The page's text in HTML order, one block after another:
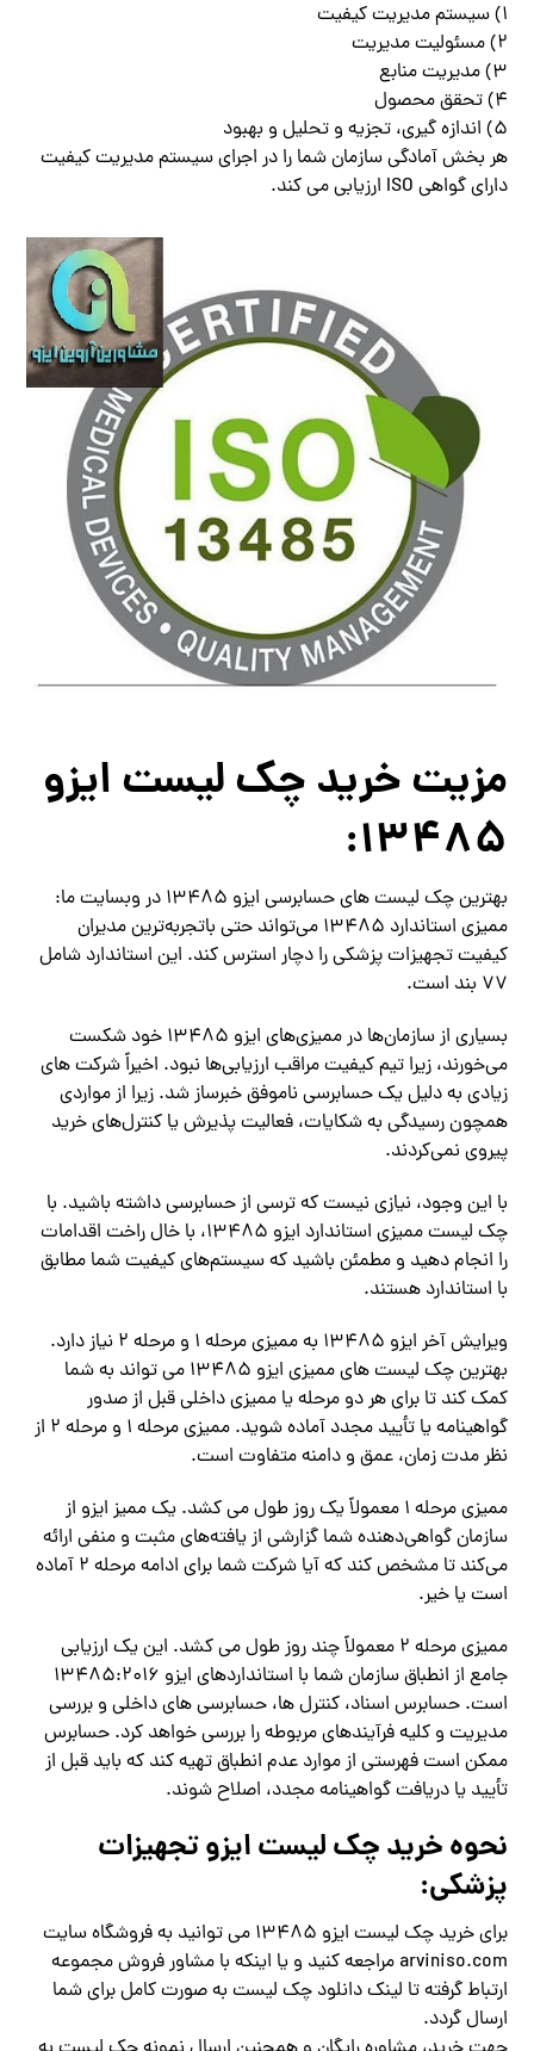
1) سیستم مدیریت کیفیت
2) مسئولیت مدیریت
3) مدیریت منابع
4) تحقق محصول
5) اندازه گیری، تجزیه و تحلیل و بهبود
هر بخش آمادگی سازمان شما را در اجرای سیستم مدیریت کیفیت
دارای گواهی ISO ارزیابی می کند.
مزیت خرید چک لیست ایزو
13485:
بهترین چک لیست های حسابرسی ایزو 13485 در وبسایت ما:
ممیزی استاندارد 13485 می‌تواند حتی باتجربه‌ترین مدیران
کیفیت تجهیزات پزشکی را دچار استرس کند. این استاندارد شامل
77 بند است.
بسیاری از سازمان‌ها در ممیزی‌های ایزو 13485 خود شکست
می‌خورند، زیرا تیم کیفیت مراقب ارزیابی‌ها نبود. اخیراً شرکت های
زیادی به دلیل یک حسابرسی ناموفق خبرساز شد. زیرا از مواردی
همچون رسیدگی به شکایات، فعالیت پذیرش یا کنترل‌های خرید
پیروی نمی‌کردند.
با این وجود، نیازی نیست که ترسی از حسابرسی داشته باشید. با
چک لیست ممیزی استاندارد ایزو 13485، با خال راخت اقدامات
را انجام دهید و مطمئن باشید که سیستم‌های کیفیت شما مطابق
با استاندارد هستند.
ویرایش آخر ایزو 13485 به ممیزی مرحله 1 و مرحله 2 نیاز دارد.
بهترین چک لیست های ممیزی ایزو 13485 می تواند به شما
کمک کند تا برای هر دو مرحله یا ممیزی داخلی قبل از صدور
گواهینامه یا تأیید مجدد آماده شوید. ممیزی مرحله 1 و مرحله 2 از
نظر مدت زمان، عمق و دامنه متفاوت است.
ممیزی مرحله 1 معمولاً یک روز طول می کشد. یک ممیز ایزو از
سازمان گواهی‌دهنده شما گزارشی از یافته‌های مثبت و منفی ارائه
می‌کند تا مشخص کند که آیا شرکت شما برای ادامه مرحله 2 آماده
است یا خیر.
ممیزی مرحله 2 معمولاً چند روز طول می کشد. این یک ارزیابی
جامع از انطباق سازمان شما با استانداردهای ایزو 13485:2016
است. حسابرس اسناد، کنترل ها، حسابرسی های داخلی و بررسی
مدیریت و کلیه فرآیندهای مربوطه را بررسی خواهد کرد. حسابرس
ممکن است فهرستی از موارد عدم انطباق تهیه کند که باید قبل از
تأیید یا دریافت گواهینامه مجدد، اصلاح شوند.
نحوه خرید چک لیست ایزو تجهیزات
پزشکی:
برای خرید چک لیست ایزو 13485 می توانید به فروشگاه سایت
arviniso.com مراجعه کنید و یا اینکه با مشاور فروش مجموعه
ارتباط گرفته تا لینک دانلود چک لیست به صورت کامل برای شما
ارسال گردد.